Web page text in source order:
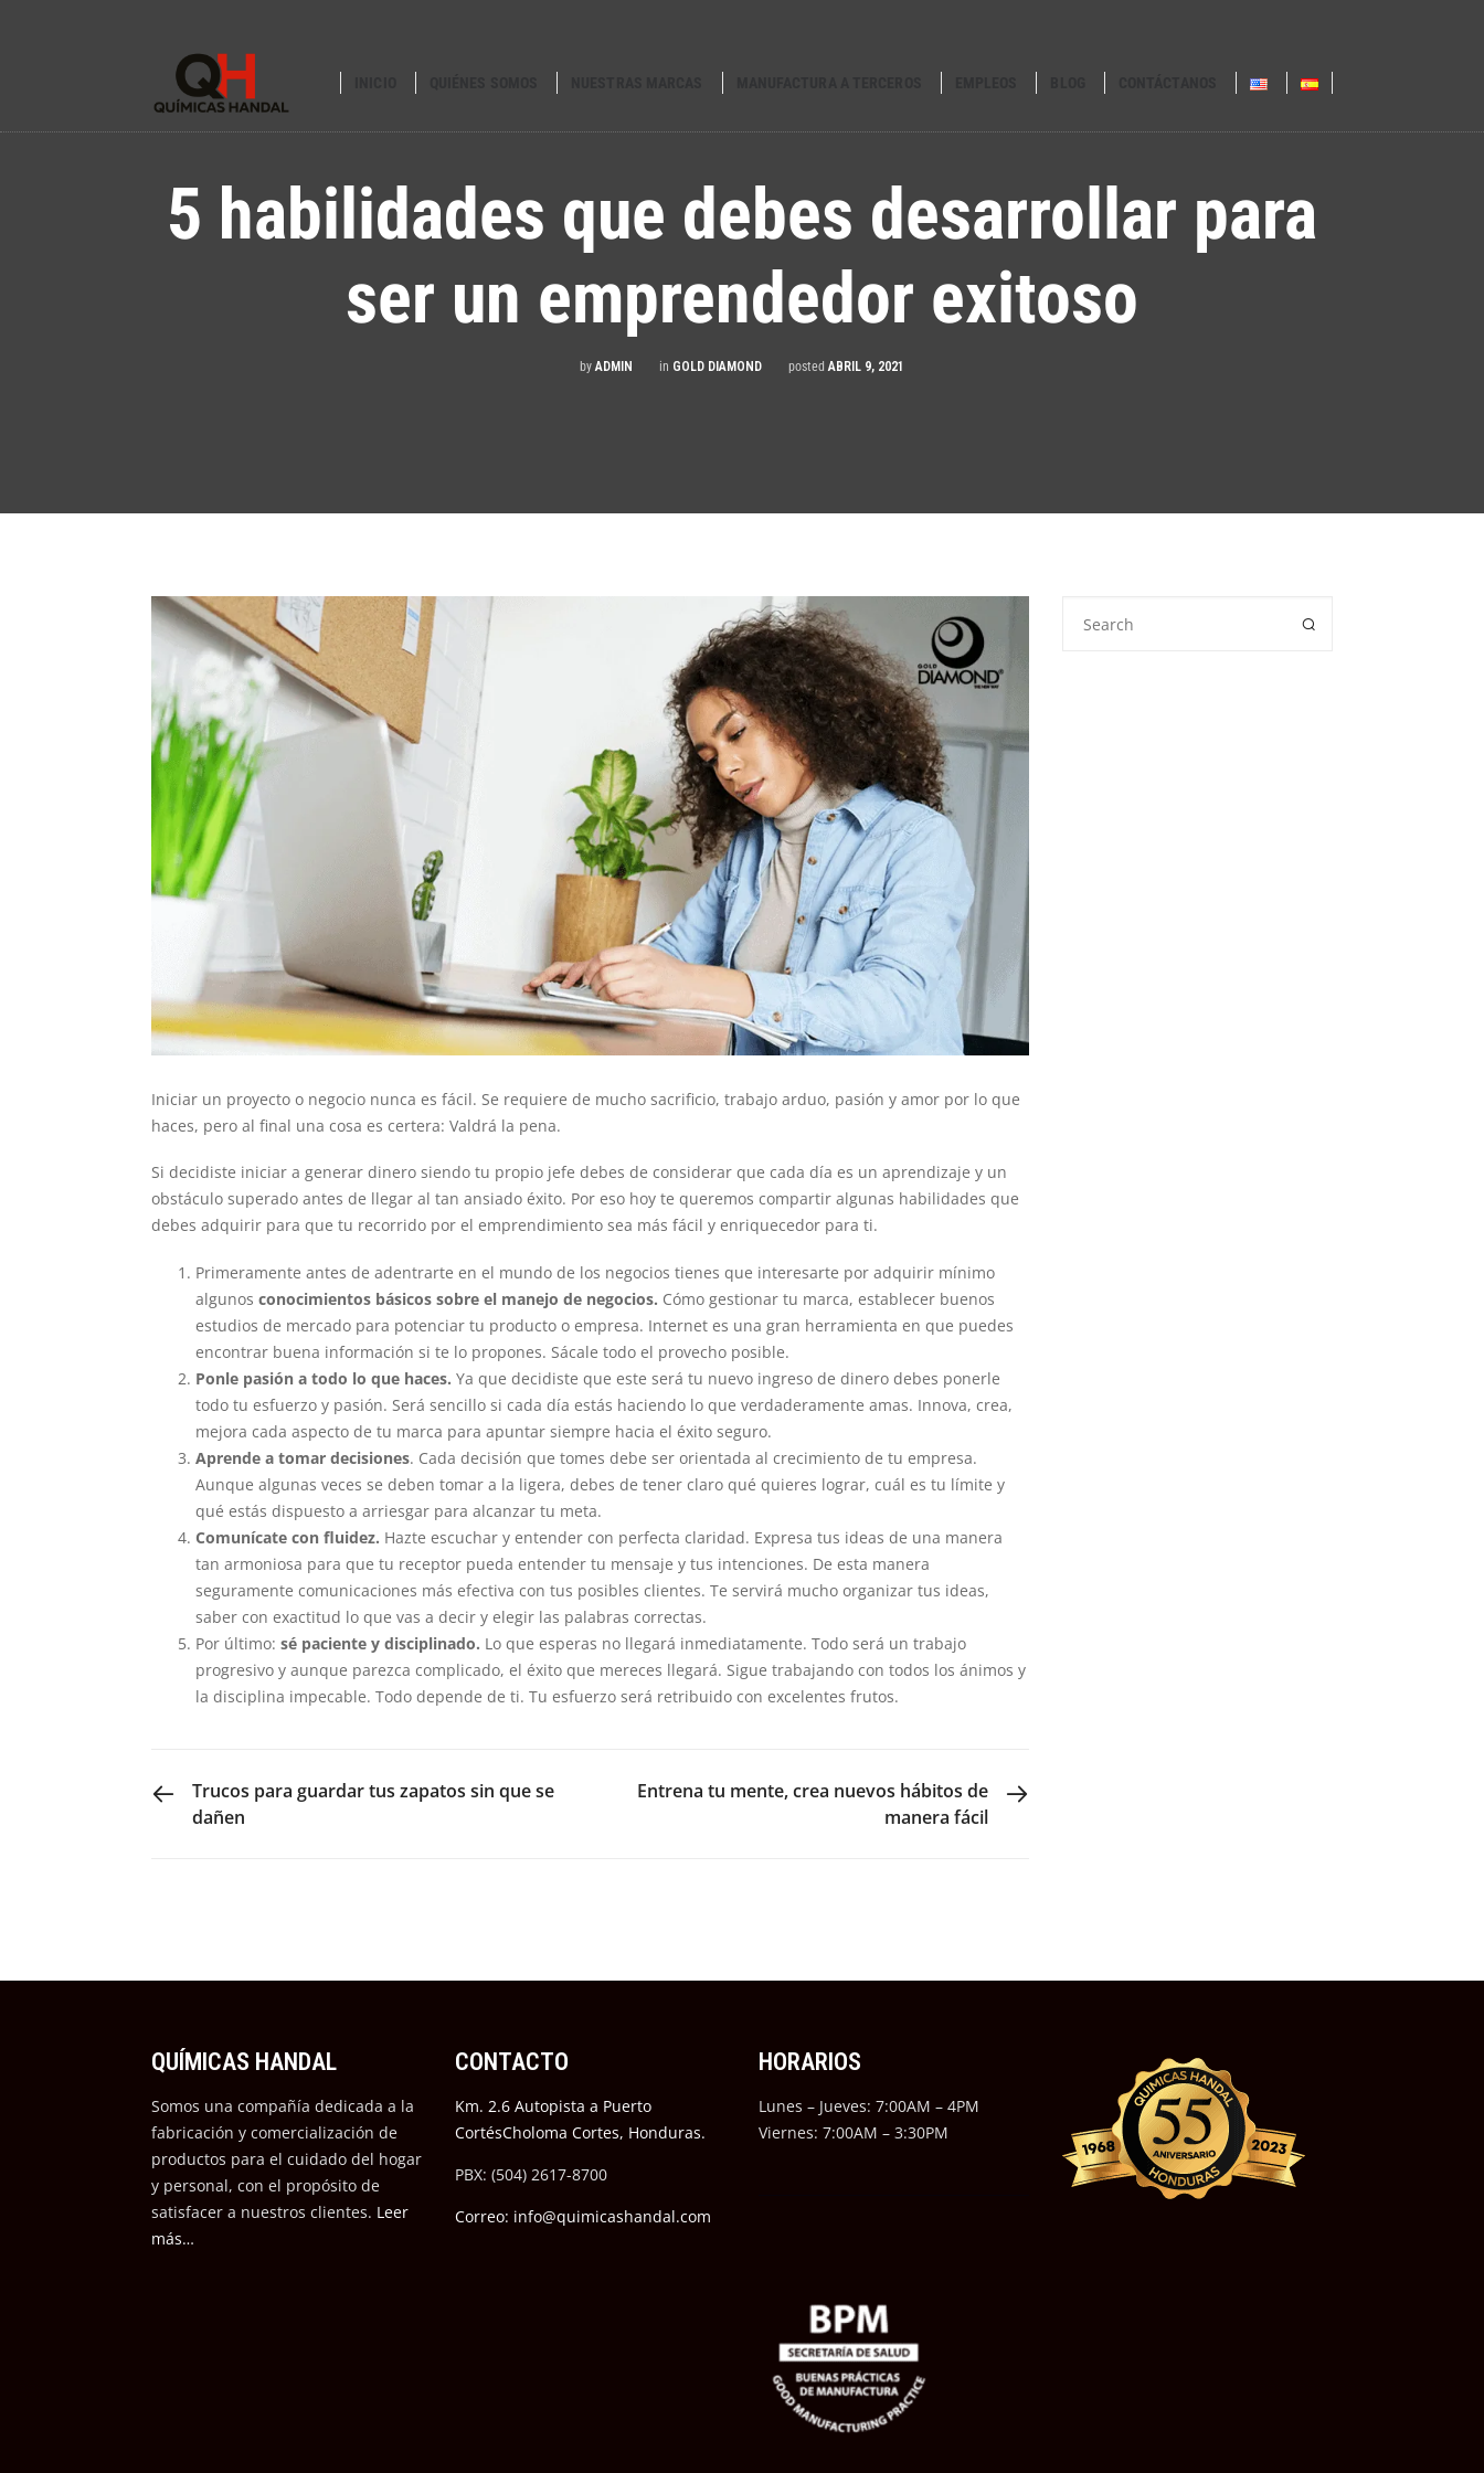
5 habilidades que debes desarrollar para
ser un emprendedor exitoso
by ADMIN in GOLD DIAMOND posted ABRIL 9, 2021
Iniciar un proyecto o negocio nunca es fácil. Se requiere de mucho sacrificio, trabajo arduo, pasión y amor por lo que
haces, pero al final una cosa es certera: Valdrá la pena.
Si decidiste iniciar a generar dinero siendo tu propio jefe debes de considerar que cada día es un aprendizaje y un
obstáculo superado antes de llegar al tan ansiado éxito. Por eso hoy te queremos compartir algunas habilidades que
debes adquirir para que tu recorrido por el emprendimiento sea más fácil y enriquecedor para ti.
Primeramente antes de adentrarte en el mundo de los negocios tienes que interesarte por adquirir mínimo
algunos conocimientos básicos sobre el manejo de negocios. Cómo gestionar tu marca, establecer buenos
estudios de mercado para potenciar tu producto o empresa. Internet es una gran herramienta en que puedes
encontrar buena información si te lo propones. Sácale todo el provecho posible.
Ponle pasión a todo lo que haces. Ya que decidiste que este será tu nuevo ingreso de dinero debes ponerle
todo tu esfuerzo y pasión. Será sencillo si cada día estás haciendo lo que verdaderamente amas. Innova, crea,
mejora cada aspecto de tu marca para apuntar siempre hacia el éxito seguro.
Aprende a tomar decisiones. Cada decisión que tomes debe ser orientada al crecimiento de tu empresa.
Aunque algunas veces se deben tomar a la ligera, debes de tener claro qué quieres lograr, cuál es tu límite y
qué estás dispuesto a arriesgar para alcanzar tu meta.
Comunícate con fluidez. Hazte escuchar y entender con perfecta claridad. Expresa tus ideas de una manera
tan armoniosa para que tu receptor pueda entender tu mensaje y tus intenciones. De esta manera
seguramente comunicaciones más efectiva con tus posibles clientes. Te servirá mucho organizar tus ideas,
saber con exactitud lo que vas a decir y elegir las palabras correctas.
Por último: sé paciente y disciplinado. Lo que esperas no llegará inmediatamente. Todo será un trabajo
progresivo y aunque parezca complicado, el éxito que mereces llegará. Sigue trabajando con todos los ánimos y
la disciplina impecable. Todo depende de ti. Tu esfuerzo será retribuido con excelentes frutos.
PREVIOUS POST
Trucos para guardar tus zapatos sin que se
dañen
NEXT POST
Entrena tu mente, crea nuevos hábitos de
manera fácil
QUÍMICAS HANDAL
Somos una compañía dedicada a la
fabricación y comercialización de
productos para el cuidado del hogar
y personal, con el propósito de
satisfacer a nuestros clientes. Leer
más…
CONTACTO
Km. 2.6 Autopista a Puerto
CortésCholoma Cortes, Honduras.
PBX: (504) 2617-8700
Correo: info@quimicashandal.com
HORARIOS
Lunes – Jueves: 7:00AM – 4PM
Viernes: 7:00AM – 3:30PM